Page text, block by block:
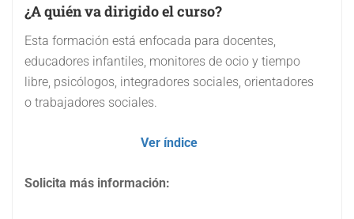
¿A quién va dirigido el curso?
Esta formación está enfocada para docentes,
educadores infantiles, monitores de ocio y tiempo
libre, psicólogos, integradores sociales, orientadores
o trabajadores sociales.
Ver índice
Solicita más información: